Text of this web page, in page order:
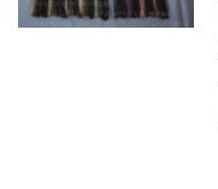
新着情報
2024.7.2
9月24日頃よりオンライ
在庫処分セールのお知ら